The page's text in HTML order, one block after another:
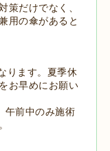
策だけでなく、
用の傘があると
ります。夏季休
お早めにお願い
午前中のみ施術